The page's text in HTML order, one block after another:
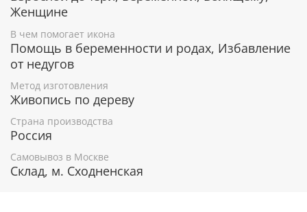
Избавление от боли, мук и страданий.
Помощь в рождении и выхаживании
недоношенных детей.
Гарантия подлинности
К каждому живописному образу прикладывается
номерное свидетельство, в котором подробно
расписана вся информация об иконе:
Женщине
В чем помогает икона
Помощь в беременности и родах, Избавление
от недугов
Метод изготовления
Живопись по дереву
Страна производства
Россия
Самовывоз в Москве
Склад, м. Сходненская